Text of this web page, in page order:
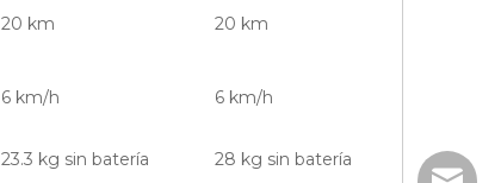
20 km 20 km
6 km/h 6 km/h
23.3 kg sin batería 28 kg sin batería